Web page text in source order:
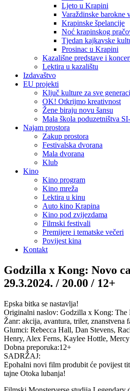
Ljeto u Krapini
Varaždinske barokne
Krapinske špelancije
Noć krapinskog
Tjedan kajkavske
Prosinac u Krapini
Kazališne predstave i
Lektira u kazalištu
Izdavaštvo
EU projekti
Ključ kulture za sve
OK! Otkrijmo kreativnost
Žene biraju novu šansu
Mala škola poduzetništva
Najam prostora
Zakup prostora
Festivalska dvorana
Mala dvorana
Klub
Kino
Kino program
Kino mreža
Lektira u kinu
Auto kino Krapina
Kino pod zvijezdama
Filmski festivali
Premijere i tematske večeri
Povijest kina
Kontakt
Godzilla x Kong: Novo
29.3.2024. / 20.00 / 12+
Epska bitka se nastavlja!
Originalni naslov: Godzilla x Kong: The
Žanr: akcija, avantura, triler, znanstvena
Glumci: Rebecca Hall, Dan Stevens,
Henry, Alex Ferns, Kaylee Hottle,
Dobna preporuka:12+
SADRŽAJ:
Epohalni novi film produbit će povijest
tajne Otoka lubanja!